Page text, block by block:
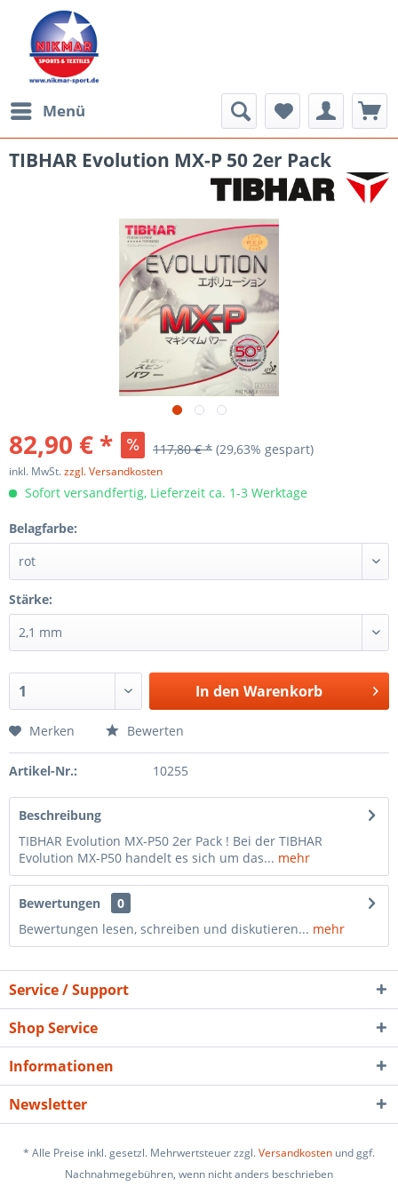
Menü
TIBHAR Evolution MX-P 50 2er Pack
82,90 € * 117,80 € * (29,63% gespart)
inkl. MwSt.zzgl. Versandkosten
Sofort versandfertig, Lieferzeit ca. 1-3 Werktage
Belagfarbe:
Stärke:
In den Warenkorb
Merken Bewerten
Artikel-Nr.: 10255
Beschreibung
TIBHAR Evolution MX-P50 2er Pack ! Bei der TIBHAR
Evolution MX-P50 handelt es sich um das... mehr
Bewertungen
0
Bewertungen lesen, schreiben und diskutieren... mehr
Service / Support
Shop Service
Informationen
Newsletter
* Alle Preise inkl. gesetzl. Mehrwertsteuer zzgl.Versandkosten und ggf.
Nachnahmegebühren, wenn nicht anders beschrieben